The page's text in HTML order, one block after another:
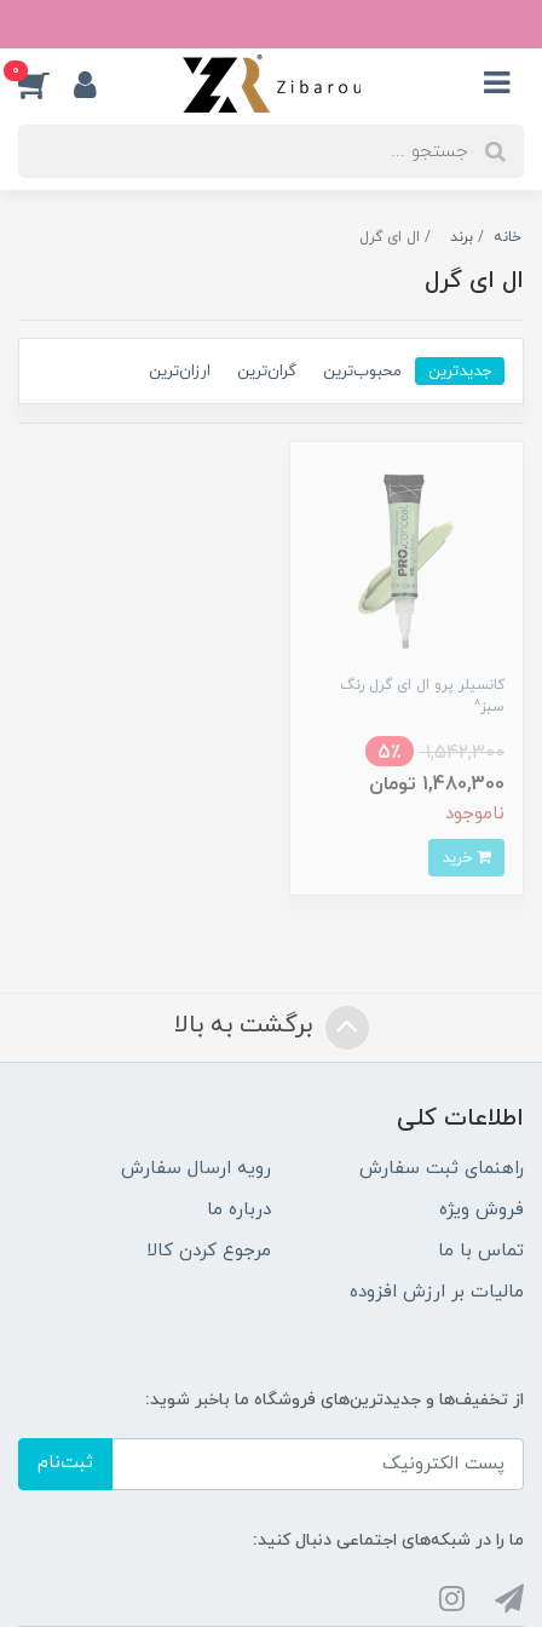
0
خانه برند ال ای گرل
ال ای گرل
جدیدترین محبوب‌ترین گران‌ترین ارزان‌ترین
کانسیلر پرو ال ای گرل رنگ
سبز^
1,542,300
5٪
1,480,300 تومان
ناموجود
برگشت به بالا
اطلاعات کلی
راهنمای ثبت سفارش
رویه ارسال سفارش
فروش ویژه
درباره ما
تماس با ما
مرجوع کردن کالا
مالیات بر ارزش افزوده
از تخفیف‌ها و جدیدترین‌های فروشگاه ما باخبر شوید:
ثبت‌نام
ما را در شبکه‌های اجتماعی دنبال کنید: